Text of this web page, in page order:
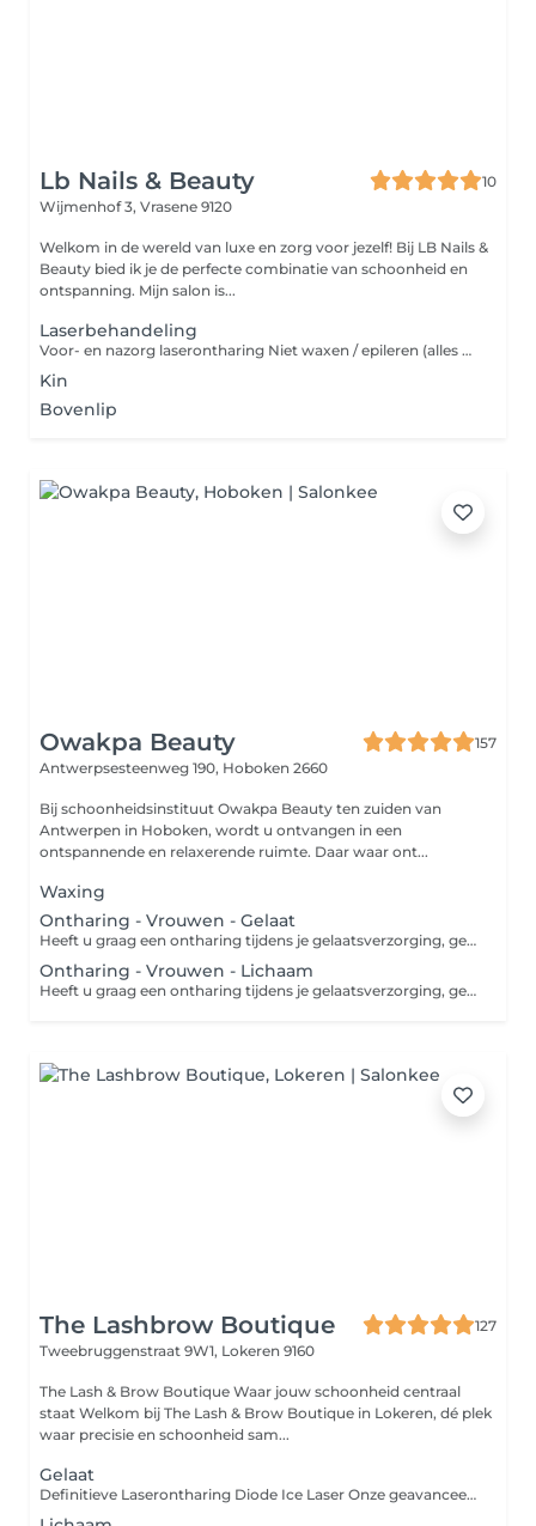
Lb Nails & Beauty
10
Wijmenhof 3, Vrasene 9120
Welkom in de wereld van luxe en zorg voor jezelf! Bij LB Nails &
Beauty bied ik je de perfecte combinatie van schoonheid en
ontspanning. Mijn salon is...
Laserbehandeling
Voor- en nazorg laserontharing Niet waxen / epileren (alles waarbij je de haarwortel verwijdert) tot 6 weken voor de behandeling. Na 6-8 weken terugkomen voor een nieuwe sessie. Ideaal is wanneer het haar terug begint te groeien, om nog een sessie te doen (zo target je de goede fase). Na de behandeling kan je een lichte roodheid/ minimale zwelling hebben die na enkele uren zal verdwijnen.
Kin
Bovenlip
Owakpa Beauty
157
Antwerpsesteenweg 190, Hoboken 2660
Bij schoonheidsinstituut Owakpa Beauty ten zuiden van
Antwerpen in Hoboken, wordt u ontvangen in een
ontspannende en relaxerende ruimte. Daar waar ont...
Waxing
Ontharing - Vrouwen - Gelaat
Heeft u graag een ontharing tijdens je gelaatsverzorging, gelieve deze dan extra bij in te boeken.
Ontharing - Vrouwen - Lichaam
Heeft u graag een ontharing tijdens je gelaatsverzorging, gelieve deze dan extra bij in te boeken.
The Lashbrow Boutique
127
Tweebruggenstraat 9W1, Lokeren 9160
The Lash & Brow Boutique Waar jouw schoonheid centraal
staat Welkom bij The Lash & Brow Boutique in Lokeren, dé plek
waar precisie en schoonheid sam...
Gelaat
Definitieve Laserontharing Diode Ice Laser Onze geavanceerde Diode Ice Laser biedt een effectieve en vrijwel pijnloze methode om ongewenste haargroei definitief te verminderen. De behandeling is geschikt voor verschillende huidtypes en lichaamszones. Voorbereiding: 2 dagen vóór de behandeling scheren Dit zorgt voor een optimale werking van de laser. Niet harsen, epileren of waxen De haarwortel moet aanwezig zijn voor een effectieve behandeling. Vermijd zon & zelfbruiner Minstens 2 weken voor en na de behandeling. Nazorg: Vermijd blootstelling aan warmte (zoals sauna's en hete douches) gedurende 24-48 uur. Hydrateer de huid en gebruik een zonnecrème met SPF 50 op behandelde zones die blootgesteld worden aan de zon. Wil je meer weten of een afspraak boeken? Neem contact met ons op!